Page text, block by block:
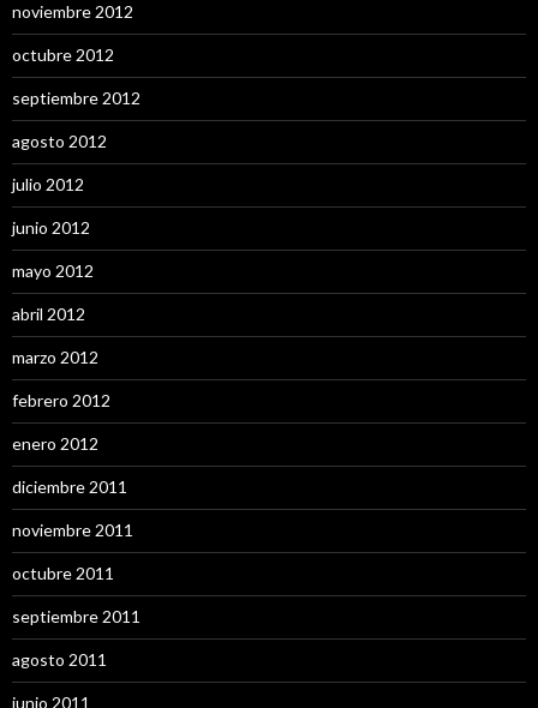
noviembre 2012
octubre 2012
septiembre 2012
agosto 2012
julio 2012
junio 2012
mayo 2012
abril 2012
marzo 2012
febrero 2012
enero 2012
diciembre 2011
noviembre 2011
octubre 2011
septiembre 2011
agosto 2011
junio 2011